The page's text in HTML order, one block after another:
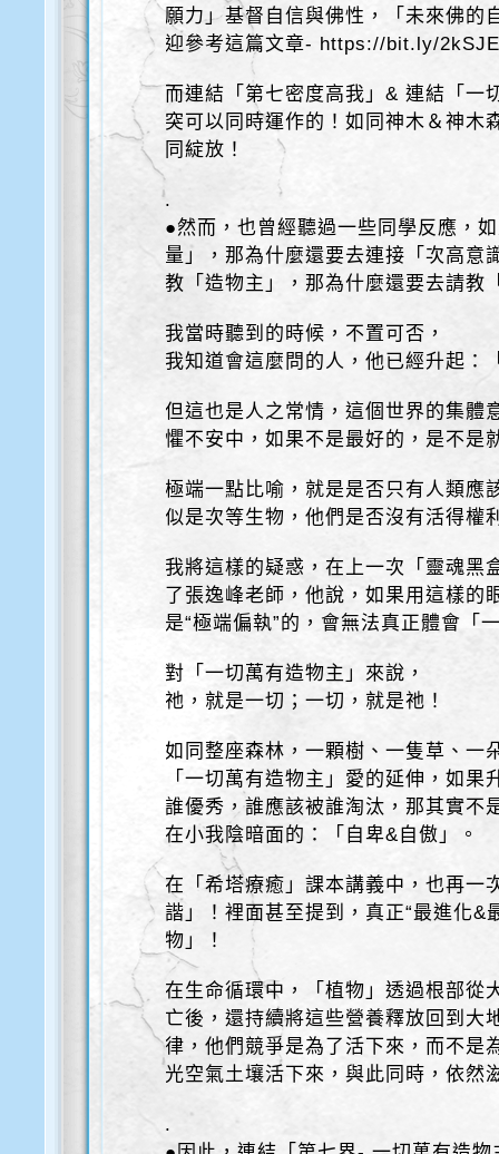
願力」基督自信與佛性，「未來佛的
迎參考這篇文章- https://bit.ly/
而連結「第七密度高我」& 連結「一
突可以同時運作的！如同神木＆神木
同綻放！
.
●然而，也曾經聽過一些同學反應，
量」，那為什麼還要去連接「次高意
教「造物主」，那為什麼還要去請教
我當時聽到的時候，不置可否，
我知道會這麼問的人，他已經升起：
但這也是人之常情，這個世界的集體
懼不安中，如果不是最好的，是不是
極端一點比喻，就是是否只有人類應
似是次等生物，他們是否沒有活得權
我將這樣的疑惑，在上一次「靈魂黑
了張逸峰老師，他說，如果用這樣的
是“極端偏執”的，會無法真正體會「
對「一切萬有造物主」來說，
祂，就是一切；一切，就是祂！
如同整座森林，一顆樹、一隻草、一
「一切萬有造物主」愛的延伸，如
誰優秀，誰應該被誰淘汰，那其實不
在小我陰暗面的：「自卑&自傲」。
在「希塔療癒」課本講義中，也再一
諧」！裡面甚至提到，真正“最進化&
物」！
在生命循環中，「植物」透過根部從
亡後，還持續將這些營養釋放回到大
律，他們競爭是為了活下來，而不是
光空氣土壤活下來，與此同時，依然
.